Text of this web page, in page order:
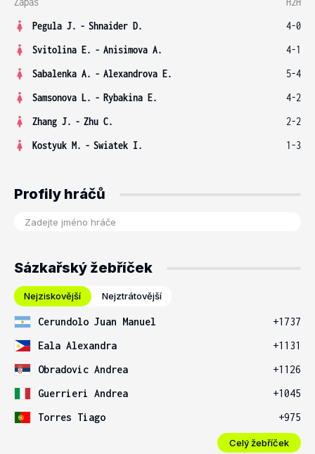
Pegula J. - Shnaider D.
4-0
Svitolina E. - Anisimova A.
4-1
Sabalenka A. - Alexandrova E.
5-4
Samsonova L. - Rybakina E.
4-2
Zhang J. - Zhu C.
2-2
Kostyuk M. - Swiatek I. 1-3
Profily hráčů
Sázkařský žebříček
Nejziskovější Nejztrátovější
Cerundolo Juan Manuel
+1737
Eala Alexandra
+1131
Obradovic Andrea
+1126
Guerrieri Andrea
+1045
Torres Tiago
+975
Celý žebříček